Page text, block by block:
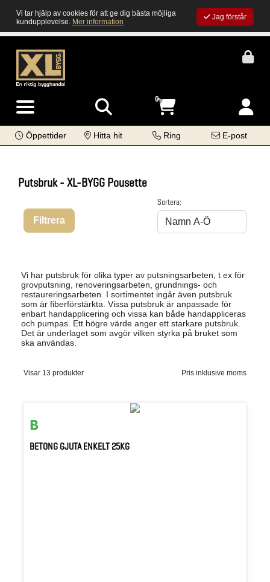
Vi tar hjälp av cookies för att ge dig bästa möjliga
kundupplevelse. Mer information
Jag förstår
0
Öppettider Hitta hit Ring E-post
Putsbruk - XL-BYGG Pousette
Filtrera
Sortera:
Vi har putsbruk för olika typer av putsningsarbeten, t ex för
grovputsning, renoveringsarbeten, grundnings- och
restaureringsarbeten. I sortimentet ingår även putsbruk
som är fiberförstärkta. Vissa putsbruk är anpassade för
enbart handapplicering och vissa kan både handappliceras
och pumpas. Ett högre värde anger ett starkare putsbruk.
Det är underlaget som avgör vilken styrka på bruket som
ska användas.
Visar 13 produkter Pris inklusive moms
BETONG GJUTA ENKELT 25KG